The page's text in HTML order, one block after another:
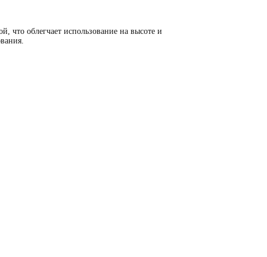
что облегчает использование на высоте и